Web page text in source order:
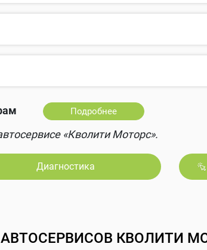
Подробнее
«Кволити Моторс».
Диагностика
КВОЛИТИ